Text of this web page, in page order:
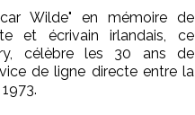
Wilde" en mémoire de
et écrivain irlandais, ce
célèbre les 30 ans de
de ligne directe entre la